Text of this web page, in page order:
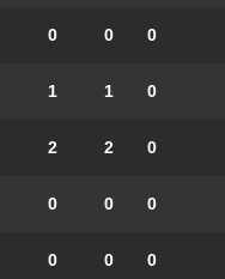
0
0
0
0
1
1
0
2
2
0
0
0
0
0
0